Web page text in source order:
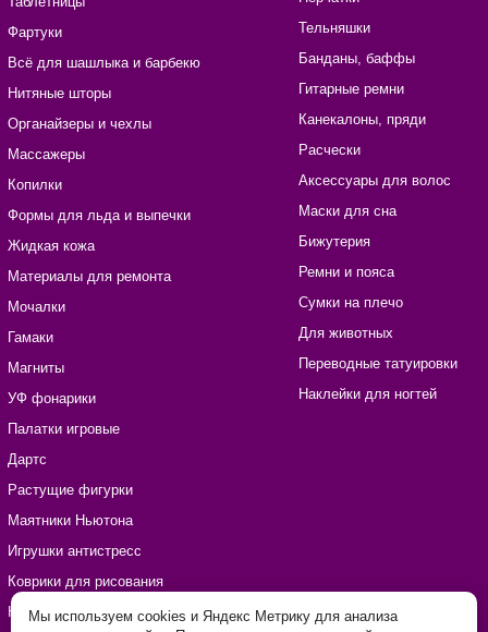
Фартуки
Всё для шашлыка и барбекю
Нитяные шторы
Органайзеры и чехлы
Массажеры
Копилки
Формы для льда и выпечки
Жидкая кожа
Материалы для ремонта
Мочалки
Гамаки
Магниты
УФ фонарики
Палатки игровые
Дартс
Растущие фигурки
Маятники Ньютона
Игрушки антистресс
Коврики для рисования
Наборы для рукоделия
Тельняшки
Банданы, баффы
Гитарные ремни
Канекалоны, пряди
Расчески
Аксессуары для волос
Маски для сна
Бижутерия
Ремни и пояса
Сумки на плечо
Для животных
Переводные татуировки
Наклейки для ногтей
Мы используем cookies и Яндекс Метрику для анализа